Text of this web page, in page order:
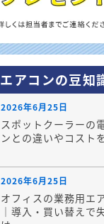
エアコンの豆知
2026年6月25日
スポットクーラーの
ンとの違いやコスト
2026年6月25日
オフィスの業務用エ
｜導入・買い替えで